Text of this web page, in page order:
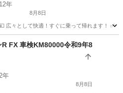
年
8月8日
として快適！すぐに乗って帰れます！ ✅ 年
ット ミッション
R FX 車検KM80000令和9年8
年
8月8日